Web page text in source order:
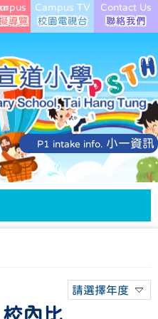
Tour Campus TV Contact Us
P1 intake info. 小一資訊
請選擇年度